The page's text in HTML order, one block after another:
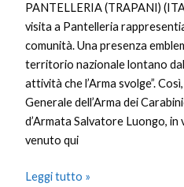
PANTELLERIA (TRAPANI)
visita a Pantelleria
comunità. Una presenza
territorio nazionale lontano
attività che l’Arma svolge”.
Generale dell’Arma dei
d’Armata Salvatore Luongo, in
venuto qui
Leggi tutto »